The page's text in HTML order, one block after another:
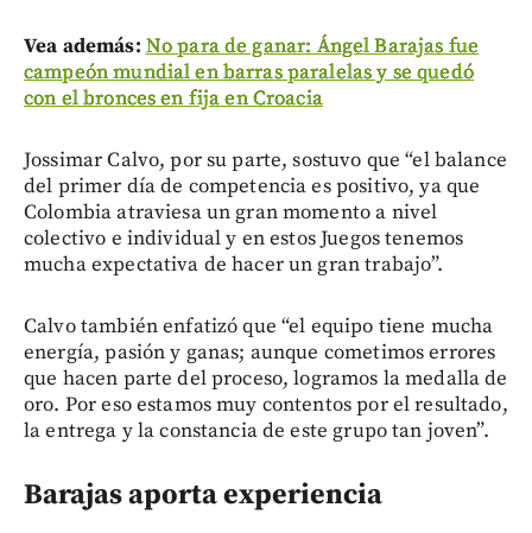
Vea además: No para de ganar: Ángel Barajas fue
campeón mundial en barras paralelas y se quedó
con el bronces en fija en Croacia
Jossimar Calvo, por su parte, sostuvo que “el balance
del primer día de competencia es positivo, ya que
Colombia atraviesa un gran momento a nivel
colectivo e individual y en estos Juegos tenemos
mucha expectativa de hacer un gran trabajo”.
Calvo también enfatizó que “el equipo tiene mucha
energía, pasión y ganas; aunque cometimos errores
que hacen parte del proceso, logramos la medalla de
oro. Por eso estamos muy contentos por el resultado,
la entrega y la constancia de este grupo tan joven”.
Barajas aporta experiencia